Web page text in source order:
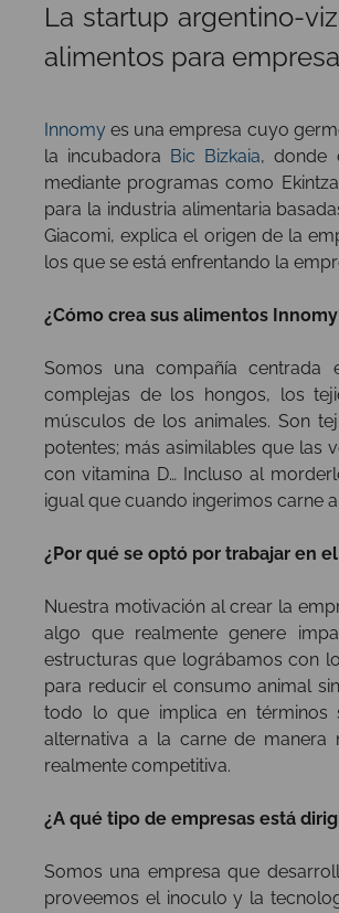
La startup argentino-
alimentos para
Innomy es una empresa cuyo
la incubadora Bic Bizkaia, donde
mediante programas como
para la industria alimentaria
Giacomi, explica el origen de la
los que se está enfrentando la
¿Cómo crea sus alimentos
Somos una compañía centrada
complejas de los hongos, los
músculos de los animales. Son
potentes; más asimilables que las
con vitamina D… Incluso al
igual que cuando ingerimos carne
¿Por qué se optó por trabajar en
Nuestra motivación al crear la
algo que realmente genere
estructuras que lográbamos con
para reducir el consumo animal
todo lo que implica en términos
alternativa a la carne de
realmente competitiva.
¿A qué tipo de empresas está
Somos una empresa que
proveemos el inoculo y la